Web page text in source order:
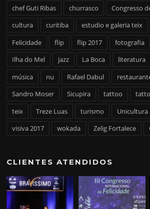
chef Guti Ribas churrasco
Congresso
cultura
curitiba estudio e galeria teix
Felicidade
flip flip 2017 fotografia
Ilha do Mel
jazz La Boca literatura
música
nu Rafael Dabul
Sandro Moser
Sicupira tattoo
teix
Treze Luas turismo Unicultura
visiva 2017
wokada Zelig Fortalece
CLIENTES ATENDIDOS